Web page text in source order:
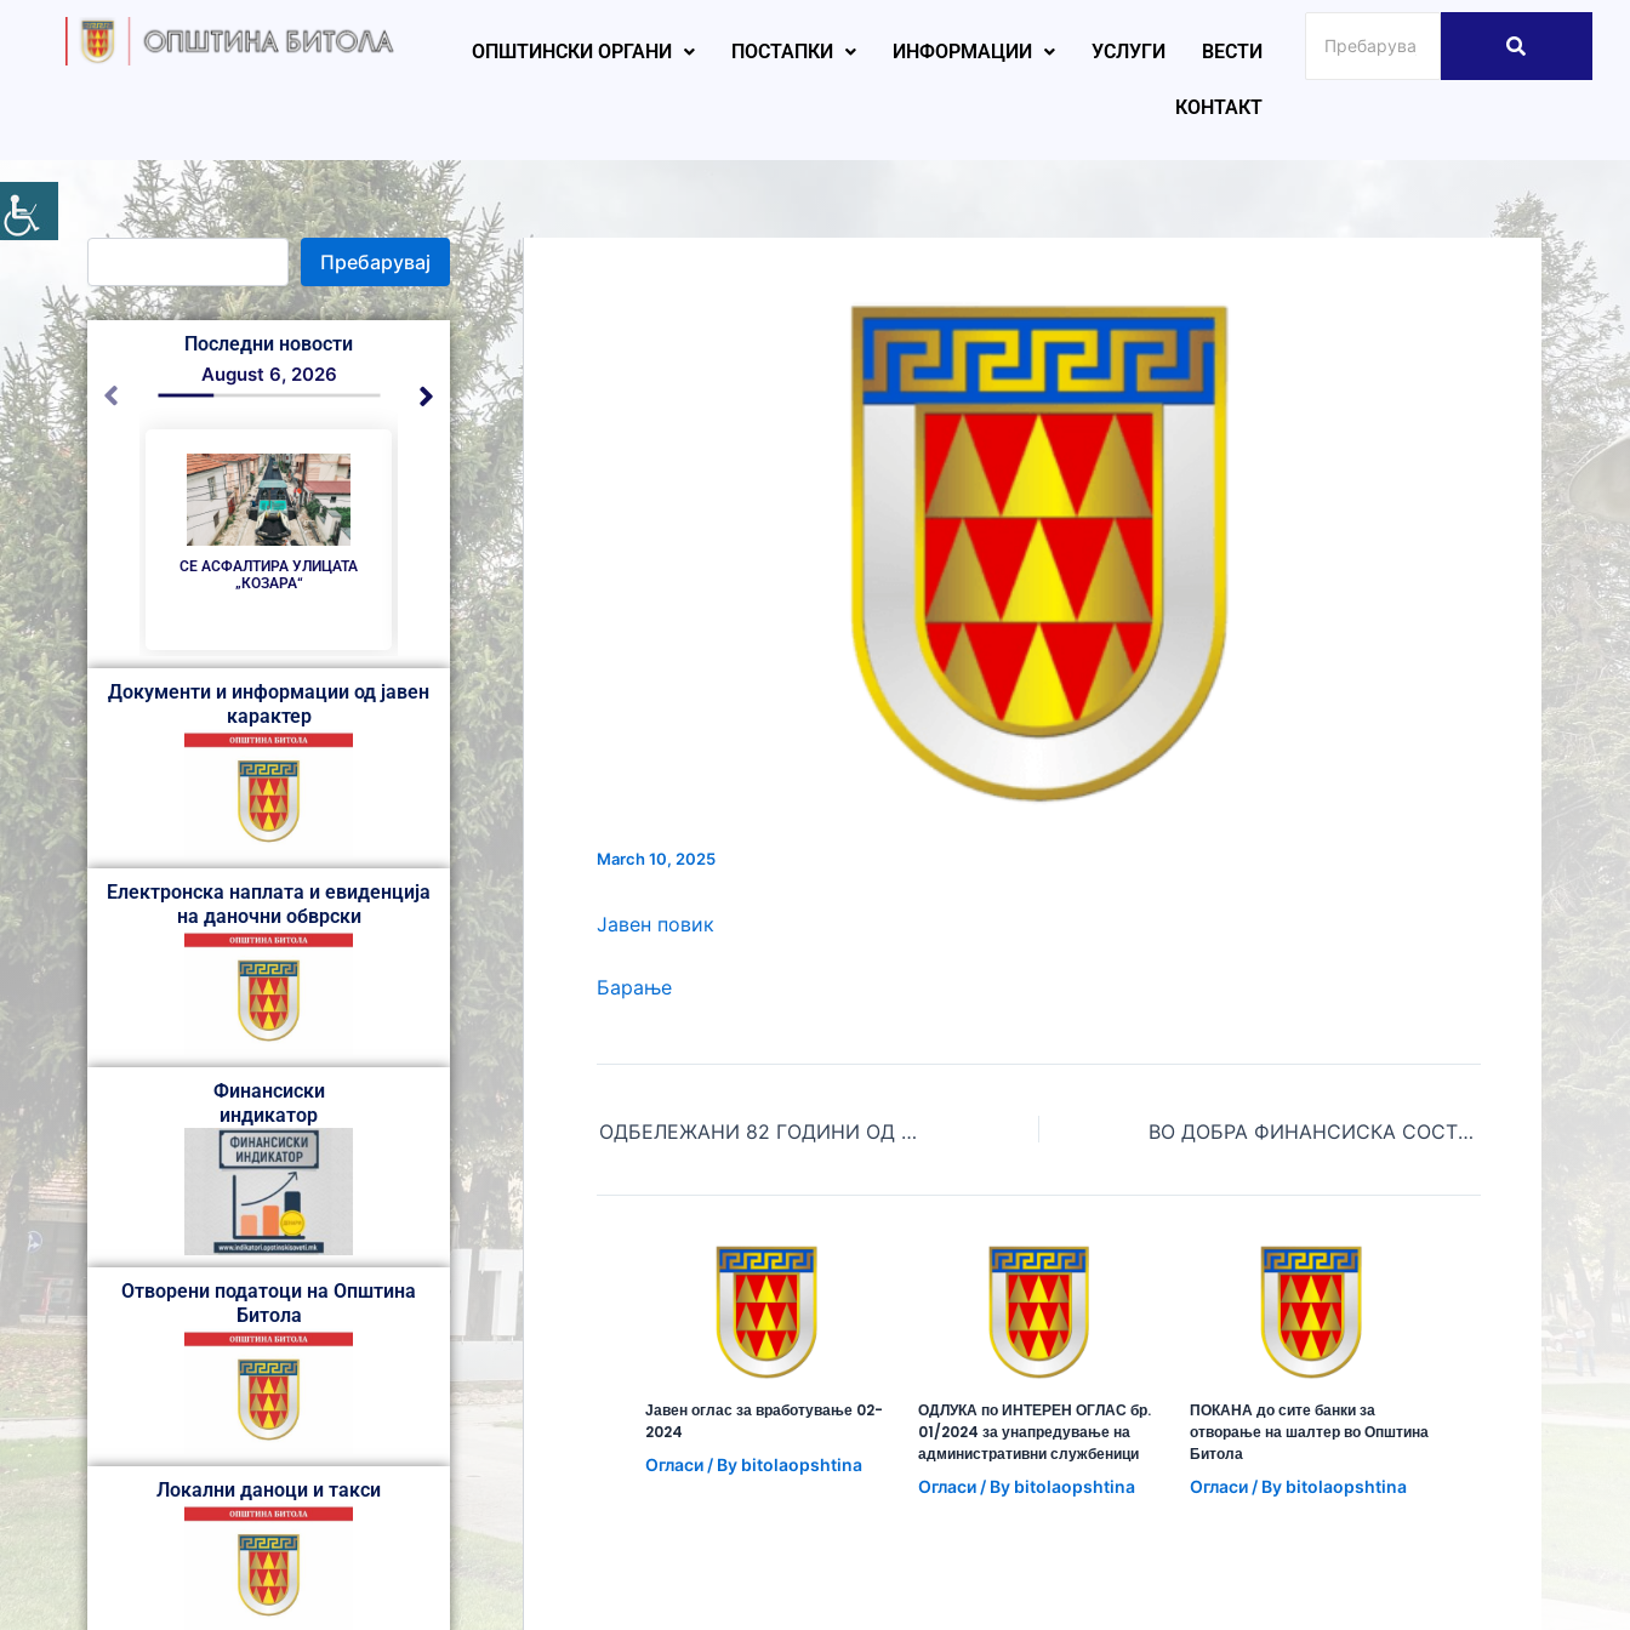
ОПШТИНСКИ ОРГАНИ ПОСТАПКИ ИНФОРМАЦИИ УСЛУГИ ВЕСТИ
КОНТАКТ
e
a
Пребарувај
Последни новости
СЕ АСФАЛТИРА УЛИЦАТА
„КОЗАРА“
August 6, 2026
НОВ ПАРКИНГ ПРОСТОР ВО
БИТОЛА
August 5, 2026
ИНТЕРВЈУ ЗА НАДЗОРЕН
ОДБОР НА КАНДИДАТИ КОИ
ПРОДОЛЖУВААТ ВО ВТОРА
ФАЗА КЈП НИСКОГРАДБА
August 4, 2026
Документи и информации од јавен
карактер
Електронска наплата и евиденција
на даночни обврски
Финансиски
индикатор
Отворени податоци на Општина
Битола
Локални даноци и такси
March 10, 2025
Јавен повик
Барање
ОДБЕЛЕЖАНИ 82 ГОДИНИ ОД ДЕПОРТАЦИЈАТА НА БИТОЛСКИТЕ ЕВРЕИ ВО ДОБРА ФИНАНСИСКА СОСТОЈБА, ОПШТИНА БИТОЛА ПРОДОЛЖУВА СО РЕАЛИЗАЦИЈА НА НОВИ ПРОЕКТИ
Јавен оглас за вработување 02-
2024
Огласи / By bitolaopshtina
ОДЛУКА по ИНТЕРЕН ОГЛАС бр.
01/2024 за унапредување на
административни службеници
Огласи/ By bitolaopshtina
ПОКАНА до сите банки за
отворање на шалтер во Општина
Битола
Огласи / By bitolaopshtina